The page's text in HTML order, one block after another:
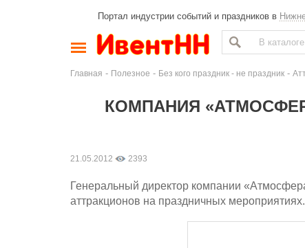
Портал индустрии событий и праздников в
Главная - Полезное - Без кого праздник - не праздник -
КОМПАНИЯ
21.05.2012 2393
Генеральный директор компании
аттракционов на праздничных мероприятиях.